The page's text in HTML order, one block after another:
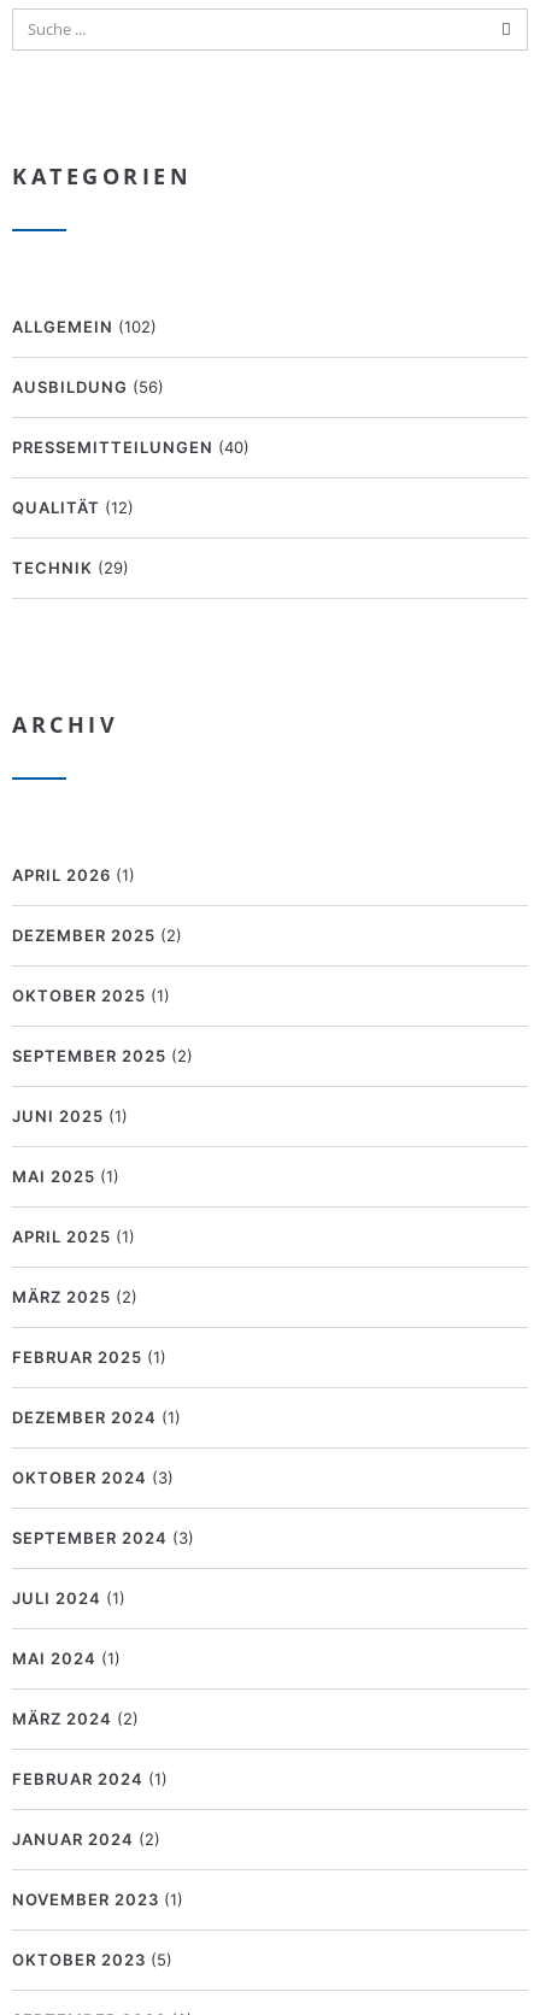
KATEGORIEN
ALLGEMEIN (102)
AUSBILDUNG (56)
PRESSEMITTEILUNGEN (40)
QUALITÄT (12)
TECHNIK (29)
ARCHIV
APRIL 2026 (1)
DEZEMBER 2025 (2)
OKTOBER 2025 (1)
SEPTEMBER 2025 (2)
JUNI 2025 (1)
MAI 2025 (1)
APRIL 2025 (1)
MÄRZ 2025 (2)
FEBRUAR 2025 (1)
DEZEMBER 2024 (1)
OKTOBER 2024 (3)
SEPTEMBER 2024 (3)
JULI 2024 (1)
MAI 2024 (1)
MÄRZ 2024 (2)
FEBRUAR 2024 (1)
JANUAR 2024 (2)
NOVEMBER 2023 (1)
OKTOBER 2023 (5)